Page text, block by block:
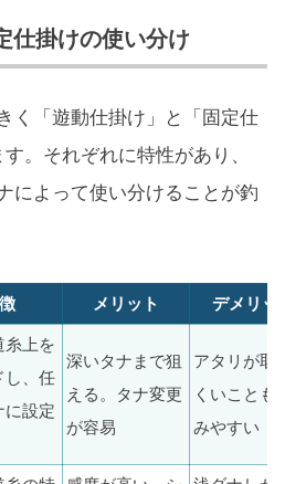
仕掛けの使い分け
く「遊動仕掛け」と「固定仕
。それぞれに特性があり、
によって使い分けることが釣
メリット デメリッ
糸上を
し、任
に設定
深いタナまで狙
える。タナ変更
が容易
アタリが取
くいことも
みやすい